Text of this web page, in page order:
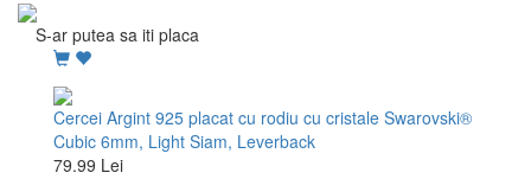
S-ar putea sa iti placa
Cercei Argint 925 placat cu rodiu cu cristale Swarovski®
Cubic 6mm, Light Siam, Leverback
79.99 Lei